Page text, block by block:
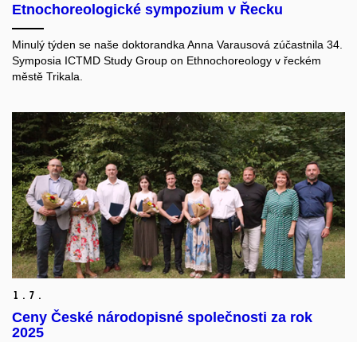
Etnochoreologické sympozium v Řecku
Minulý týden se naše doktorandka Anna Varausová zúčastnila 34.
Symposia ICTMD Study Group on Ethnochoreology v řeckém
městě Trikala.
1. 7.
Ceny České národopisné společnosti za rok
2025